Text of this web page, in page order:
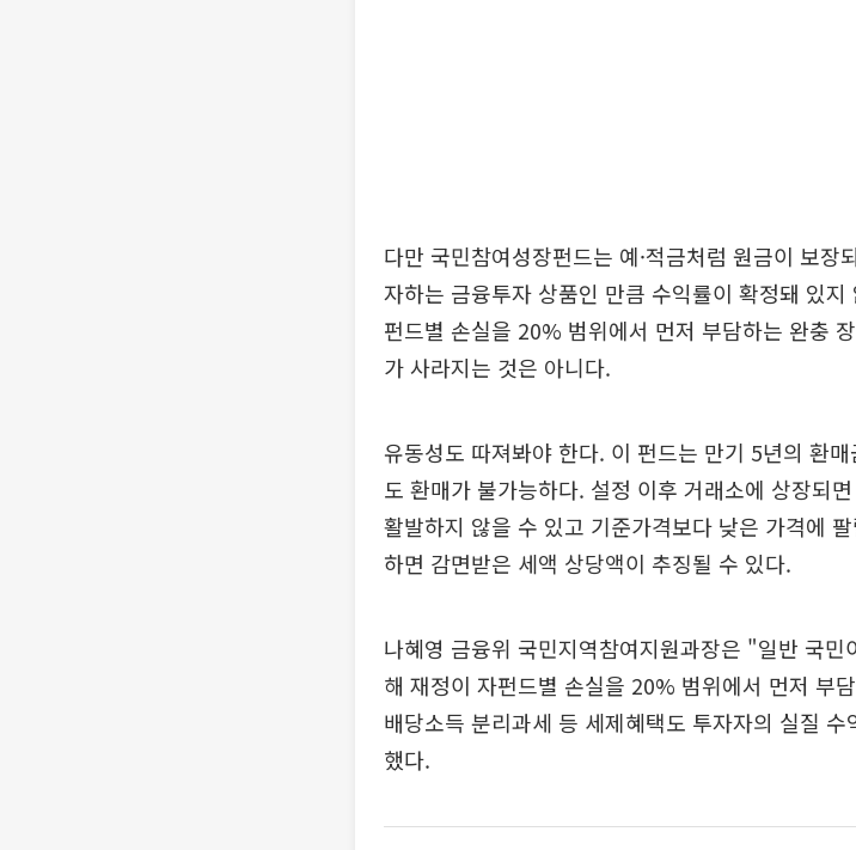
다만 국민참여성장펀드는 예·적금처럼 원금이 보
자하는 금융투자 상품인 만큼 수익률이 확정돼 있
펀드별 손실을 20% 범위에서 먼저 부담하는 완충
가 사라지는 것은 아니다.
유동성도 따져봐야 한다. 이 펀드는 만기 5년의 환
도 환매가 불가능하다. 설정 이후 거래소에 상장되
활발하지 않을 수 있고 기준가격보다 낮은 가격에
하면 감면받은 세액 상당액이 추징될 수 있다.
나혜영 금융위 국민지역참여지원과장은 "일반 국
해 재정이 자펀드별 손실을 20% 범위에서 먼저 부
배당소득 분리과세 등 세제혜택도 투자자의 실질
했다.